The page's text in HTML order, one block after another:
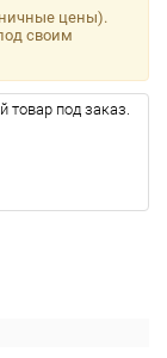
цены).
своим
под заказ.